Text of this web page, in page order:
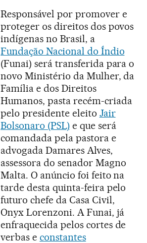
Responsável por promover e
proteger os direitos dos povos
indígenas no Brasil, a
Fundação Nacional do Índio
(Funai) será transferida para o
novo Ministério da Mulher, da
Família e dos Direitos
Humanos, pasta recém-criada
pelo presidente eleito Jair
Bolsonaro (PSL) e que será
comandada pela pastora e
advogada Damares Alves,
assessora do senador Magno
Malta. O anúncio foi feito na
tarde desta quinta-feira pelo
futuro chefe da Casa Civil,
Onyx Lorenzoni. A Funai, já
enfraquecida pelos cortes de
verbas e constantes